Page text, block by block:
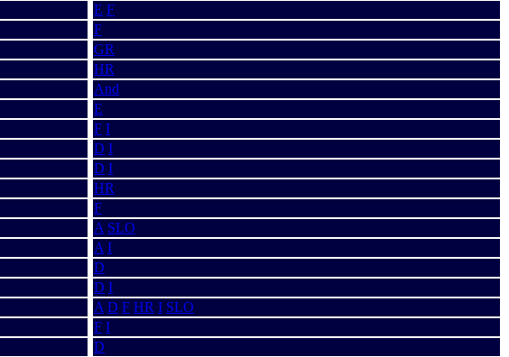
E F
F
GR
HR
And
E
F I
D I
D I
HR
F
A SLO
A I
D
D I
A D F HR I SLO
F I
D